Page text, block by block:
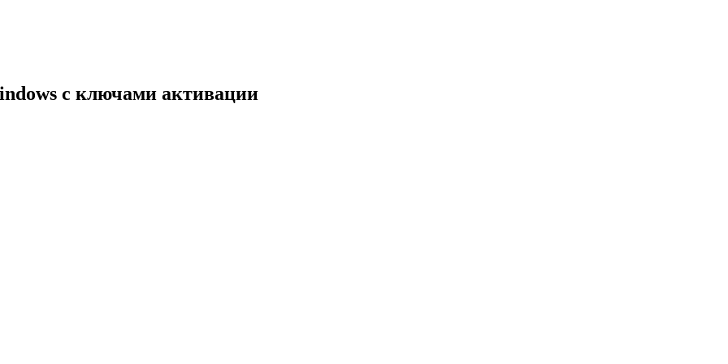
с ключами активации